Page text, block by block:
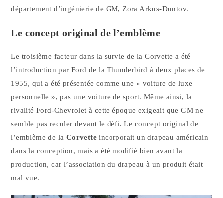
département d’ingénierie de GM, Zora Arkus-Duntov.
Le concept original de l’emblème
Le troisième facteur dans la survie de la Corvette a été
l’introduction par Ford de la Thunderbird à deux places de
1955, qui a été présentée comme une « voiture de luxe
personnelle », pas une voiture de sport. Même ainsi, la
rivalité Ford-Chevrolet à cette époque exigeait que GM ne
semble pas reculer devant le défi. Le concept original de
l’emblème de la Corvette incorporait un drapeau américain
dans la conception, mais a été modifié bien avant la
production, car l’association du drapeau à un produit était
mal vue.